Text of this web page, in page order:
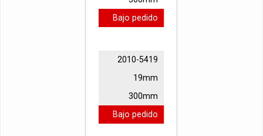
Bajo pedido
2010-5419
19mm
300mm
Bajo pedido